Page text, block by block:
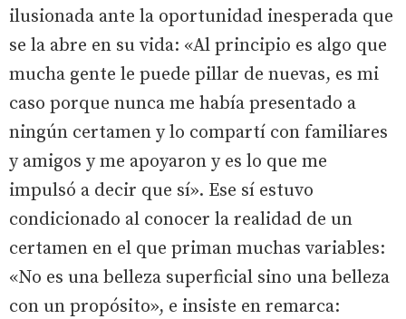
ilusionada ante la oportunidad inesperada que
se la abre en su vida: «Al principio es algo que
mucha gente le puede pillar de nuevas, es mi
caso porque nunca me había presentado a
ningún certamen y lo compartí con familiares
y amigos y me apoyaron y es lo que me
impulsó a decir que sí». Ese sí estuvo
condicionado al conocer la realidad de un
certamen en el que priman muchas variables:
«No es una belleza superficial sino una belleza
con un propósito», e insiste en remarca: